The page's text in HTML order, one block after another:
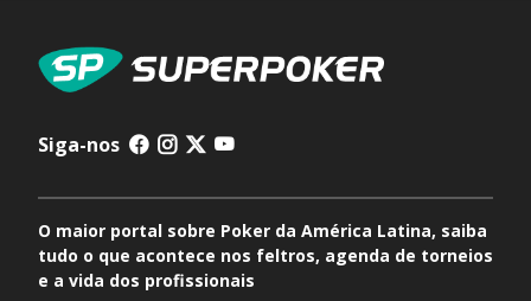
Siga-nos
O maior portal sobre Poker da América Latina, saiba
tudo o que acontece nos feltros, agenda de torneios
e a vida dos profissionais